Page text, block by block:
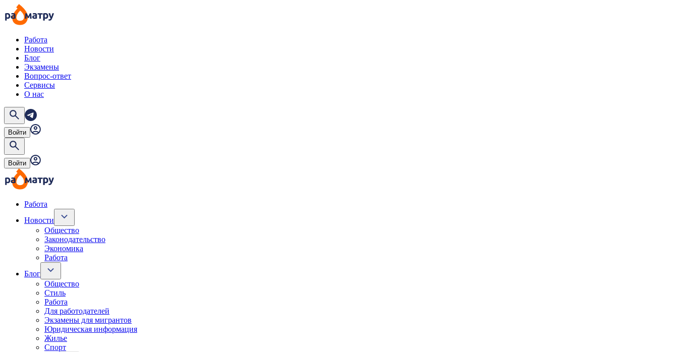
Работа
Новости
Блог
Экзамены
Вопрос-ответ
Сервисы
О нас
Войти
Войти
Работа
Новости
Общество
Законодательство
Экономика
Работа
Блог
Общество
Стиль
Работа
Для работодателей
Экзамены для мигрантов
Юридическая информация
Жилье
Спорт